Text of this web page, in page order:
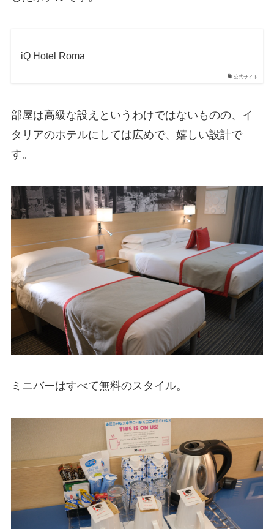
公式サイト
iQ Hotel Roma
部屋は高級な設えというわけではないものの、イ
タリアのホテルにしては広めで、嬉しい設計で
す。
ミニバーはすべて無料のスタイル。